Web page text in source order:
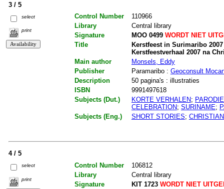
3 / 5
select
print
Control Number
110966
Library
Central library
Signature
MOO 0499WORDT NIET
Title
Kerstfeest in Surimaribo
Kerstfeestverhaal 2007 na
Main author
Monsels, Eddy
Publisher
Paramaribo : Geoconsult
Description
50 pagina's : illustraties
ISBN
9991497618
Subjects (Dut.)
KORTE VERHALEN;
CELEBRATION; SURINAME;
Subjects (Eng.)
SHORT STORIES;
4 / 5
select
print
Control Number
106812
Library
Central library
Signature
KIT 1723WORDT NIET